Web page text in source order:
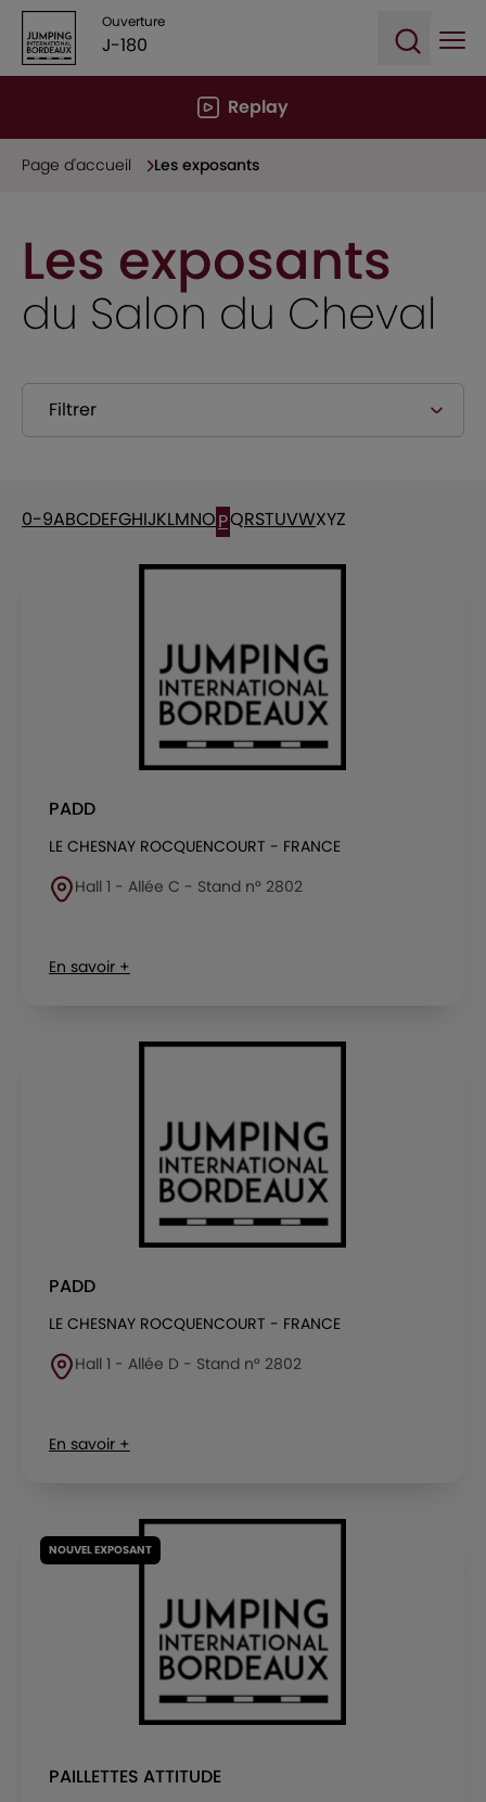
Ouverture
J-180
Replay
Page d'accueil Les exposants
Les exposants
du Salon du Cheval
Filtrer
0-9ABCDEFGHIJKLMNOPQRSTUVWXYZ
PADD
LE CHESNAY ROCQUENCOURT - FRANCE
Hall 1 - Allée C - Stand n° 2802
En savoir +
PADD
LE CHESNAY ROCQUENCOURT - FRANCE
Hall 1 - Allée D - Stand n° 2802
En savoir +
NOUVEL EXPOSANT
PAILLETTES ATTITUDE